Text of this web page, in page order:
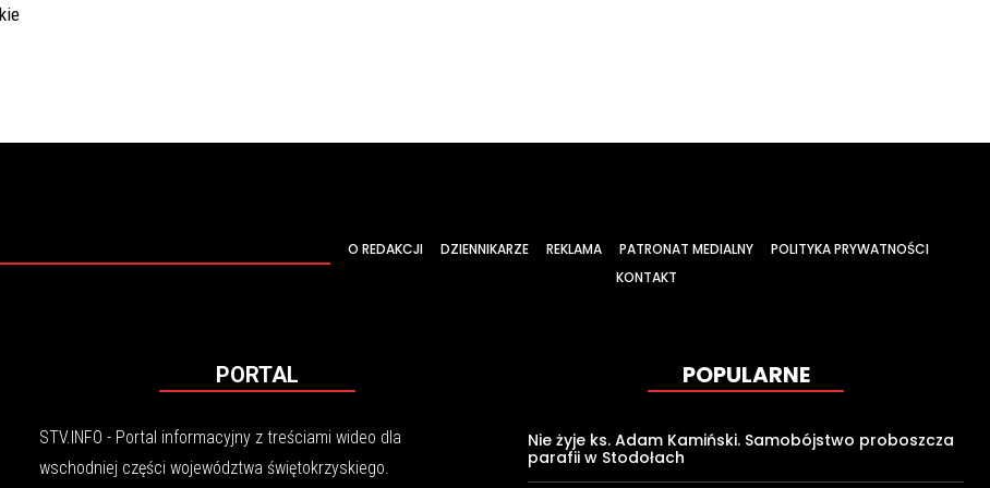
O REDAKCJI DZIENNIKARZE REKLAMA PATRONAT MEDIALNY
POLITYKA PRYWATNOŚCI
KONTAKT
PORTAL
STV.INFO - Portal informacyjny z treściami wideo dla
wschodniej części województwa świętokrzyskiego.
POPULARNE
Nie żyje ks. Adam Kamiński. Samobójstwo proboszcza
parafii w Stodołach